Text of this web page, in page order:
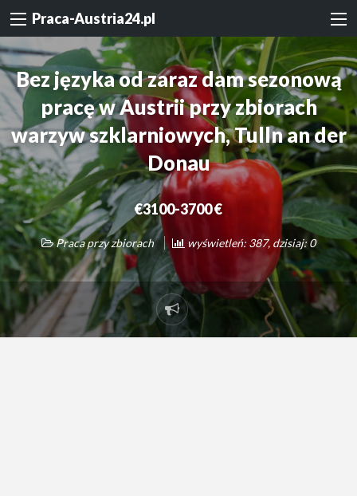
Praca-Austria24.pl
Bez języka od zaraz dam sezonową
pracę w Austrii przy zbiorach
warzyw szklarniowych, Tulln an der
Donau
€3100-3700 €
Praca przy zbiorach wyświetleń: 387, dzisiaj: 0
Zgłoś
problem